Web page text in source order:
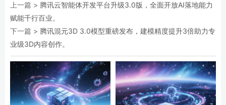
上一篇 > 腾讯云智能体开发平台升级3.0版，全面开放AI落地能力
赋能千行百业。
下一篇 > 腾讯混元3D 3.0模型重磅发布，建模精度提升3倍助力专
业级3D内容创作。